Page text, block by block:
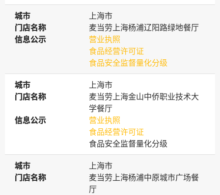
城市
城市
上海市
门店名称
门店名称
麦当劳上海杨浦辽阳路绿地餐厅
信息公示
信息公示
营业执照
食品经营许可证
食品安全监督量化分级
城市
城市
上海市
门店名称
门店名称
麦当劳上海金山中侨职业技术大
学餐厅
信息公示
信息公示
营业执照
食品经营许可证
食品安全监督量化分级
城市
城市
上海市
门店名称
门店名称
麦当劳上海杨浦中原城市广场餐
厅